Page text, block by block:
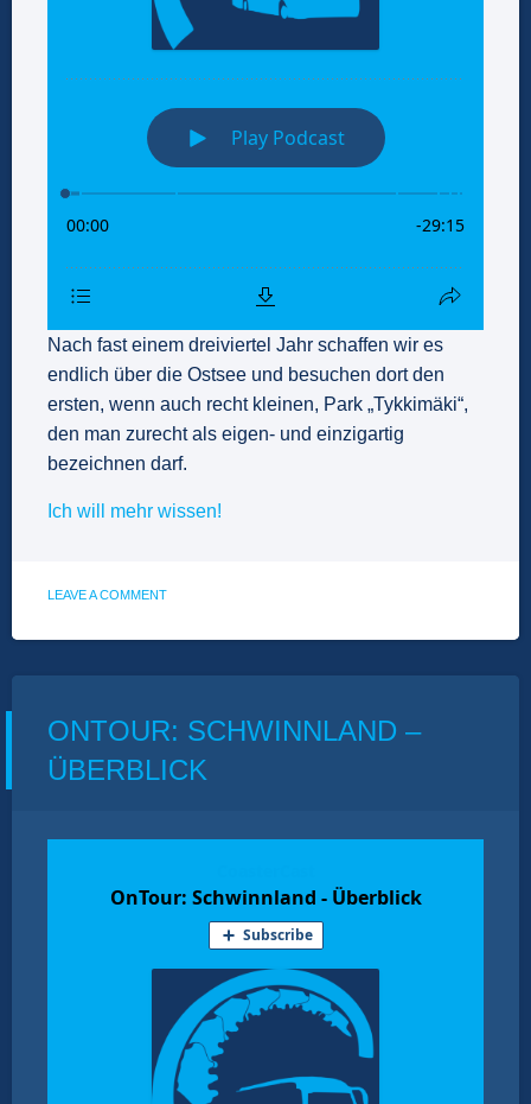
Nach fast einem dreiviertel Jahr schaffen wir es
endlich über die Ostsee und besuchen dort den
ersten, wenn auch recht kleinen, Park „Tykkimäki“,
den man zurecht als eigen- und einzigartig
bezeichnen darf.
Ich will mehr wissen!
LEAVE A COMMENTON
ONTOUR: SCHWINNLAND –
ÜBERBLICK